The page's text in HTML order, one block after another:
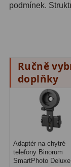
podmínek.
Ručně
doplňky
Adaptér na chytré
telefony Binorum
SmartPhoto